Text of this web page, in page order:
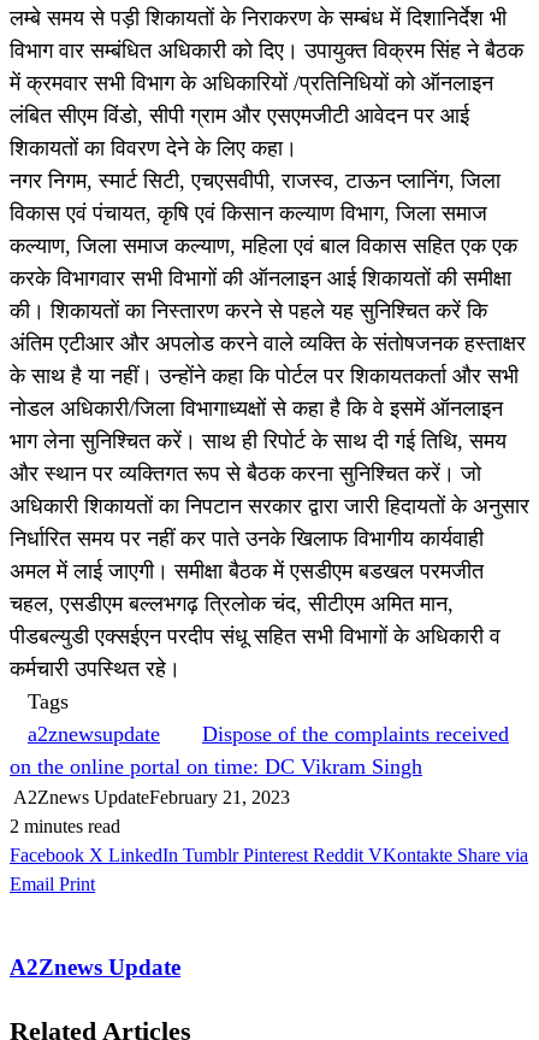
लम्बे समय से पड़ी शिकायतों के निराकरण के सम्बंध में दिशानिर्देश भी
विभाग वार सम्बंधित अधिकारी को दिए। उपायुक्त विक्रम सिंह ने बैठक
में क्रमवार सभी विभाग के अधिकारियों /प्रतिनिधियों को ऑनलाइन
लंबित सीएम विंडो, सीपी ग्राम और एसएमजीटी आवेदन पर आई
शिकायतों का विवरण देने के लिए कहा।
नगर निगम, स्मार्ट सिटी, एचएसवीपी, राजस्व, टाऊन प्लानिंग, जिला
विकास एवं पंचायत, कृषि एवं किसान कल्याण विभाग, जिला समाज
कल्याण, जिला समाज कल्याण, महिला एवं बाल विकास सहित एक एक
करके विभागवार सभी विभागों की ऑनलाइन आई शिकायतों की समीक्षा
की। शिकायतों का निस्तारण करने से पहले यह सुनिश्चित करें कि
अंतिम एटीआर और अपलोड करने वाले व्यक्ति के संतोषजनक हस्ताक्षर
के साथ है या नहीं। उन्होंने कहा कि पोर्टल पर शिकायतकर्ता और सभी
नोडल अधिकारी/जिला विभागाध्यक्षों से कहा है कि वे इसमें ऑनलाइन
भाग लेना सुनिश्चित करें। साथ ही रिपोर्ट के साथ दी गई तिथि, समय
और स्थान पर व्यक्तिगत रूप से बैठक करना सुनिश्चित करें। जो
अधिकारी शिकायतों का निपटान सरकार द्वारा जारी हिदायतों के अनुसार
निर्धारित समय पर नहीं कर पाते उनके खिलाफ विभागीय कार्यवाही
अमल में लाई जाएगी। समीक्षा बैठक में एसडीएम बडखल परमजीत
चहल, एसडीएम बल्लभगढ़ त्रिलोक चंद, सीटीएम अमित मान,
पीडबल्युडी एक्सईएन परदीप संधू सहित सभी विभागों के अधिकारी व
कर्मचारी उपस्थित रहे।
Tags
a2znewsupdate
Dispose of the complaints received
on the online portal on time: DC Vikram Singh
A2Znews UpdateFebruary 21, 2023
2 minutes read
Facebook X LinkedIn Tumblr Pinterest Reddit VKontakte Share via
Email Print
A2Znews Update
Related Articles